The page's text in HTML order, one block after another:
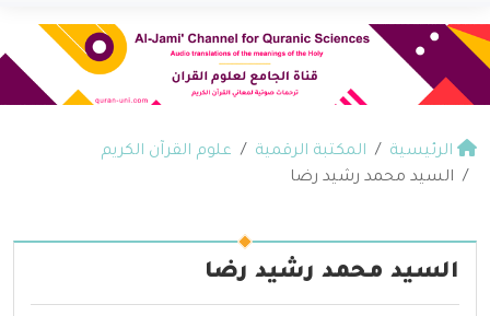
الرئيسية المكتبة الرقمية
علوم القرآن الكريم
السيد محمد رشيد رضا
السيد محمد رشيد رضا